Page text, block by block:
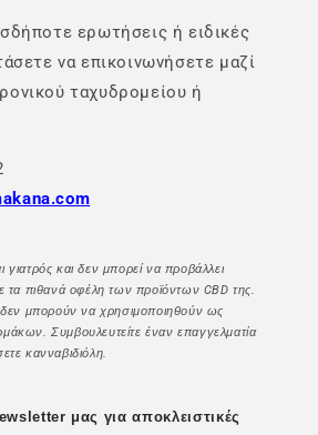
ερωτήσεις ή ειδικές
να επικοινωνήσετε μαζί
ταχυδρομείου ή
και δεν μπορεί να προβάλλει
τα πιθανά οφέλη των προϊόντων CBD της.
δεν μπορούν να χρησιμοποιηθούν ως
Συμβουλευτείτε έναν επαγγελματία
κανναβιδιόλη.
μας για αποκλειστικές